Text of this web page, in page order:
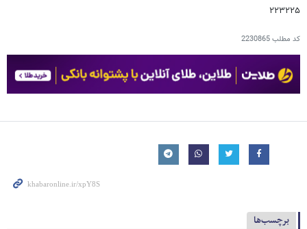
۲۲۳۲۲۵
کد مطلب2230865
برچسب‌ها